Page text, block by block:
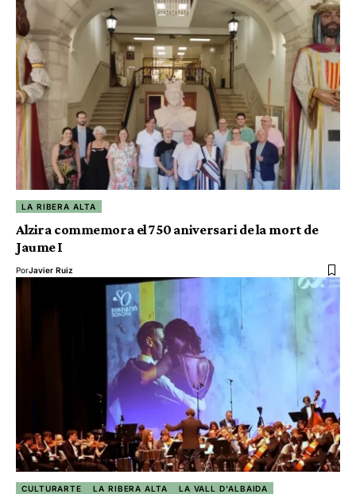
LA RIBERA ALTA
Alzira commemora el 750 aniversari de la mort de
Jaume I
PorJavier Ruiz
CULTURARTE LA RIBERA ALTA LA VALL D'ALBAIDA